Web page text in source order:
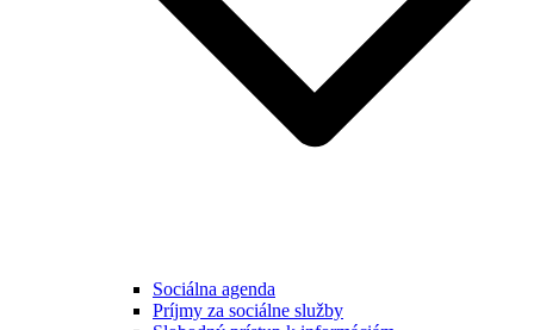
Sociálna agenda
Príjmy za sociálne služby